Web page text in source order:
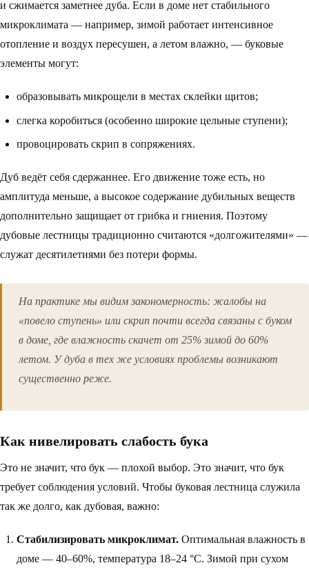
и сжимается заметнее дуба. Если в доме нет стабильного
микроклимата — например, зимой работает интенсивное
отопление и воздух пересушен, а летом влажно, — буковые
элементы могут:
образовывать микрощели в местах склейки щитов;
слегка коробиться (особенно широкие цельные ступени);
провоцировать скрип в сопряжениях.
Дуб ведёт себя сдержаннее. Его движение тоже есть, но
амплитуда меньше, а высокое содержание дубильных веществ
дополнительно защищает от грибка и гниения. Поэтому
дубовые лестницы традиционно считаются «долгожителями» —
служат десятилетиями без потери формы.
На практике мы видим закономерность: жалобы на
«повело ступень» или скрип почти всегда связаны с буком
в доме, где влажность скачет от 25% зимой до 60%
летом. У дуба в тех же условиях проблемы возникают
существенно реже.
Как нивелировать слабость бука
Это не значит, что бук — плохой выбор. Это значит, что бук
требует соблюдения условий. Чтобы буковая лестница служила
так же долго, как дубовая, важно:
Стабилизировать микроклимат. Оптимальная влажность в
доме — 40–60%, температура 18–24 °C. Зимой при сухом